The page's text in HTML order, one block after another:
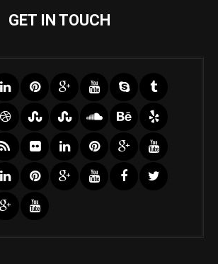
GET IN TOUCH